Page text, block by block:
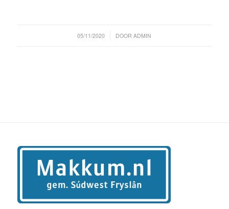
05/11/2020
/ DOORADMIN